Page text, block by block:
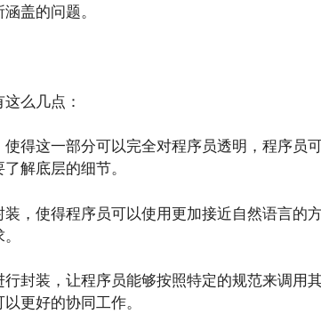
盖的问题。
么几点：
得这一部分可以完全对程序员透明，程序员
解底层的细节。
，使得程序员可以使用更加接近自然语言的
封装，让程序员能够按照特定的规范来调用
更好的协同工作。